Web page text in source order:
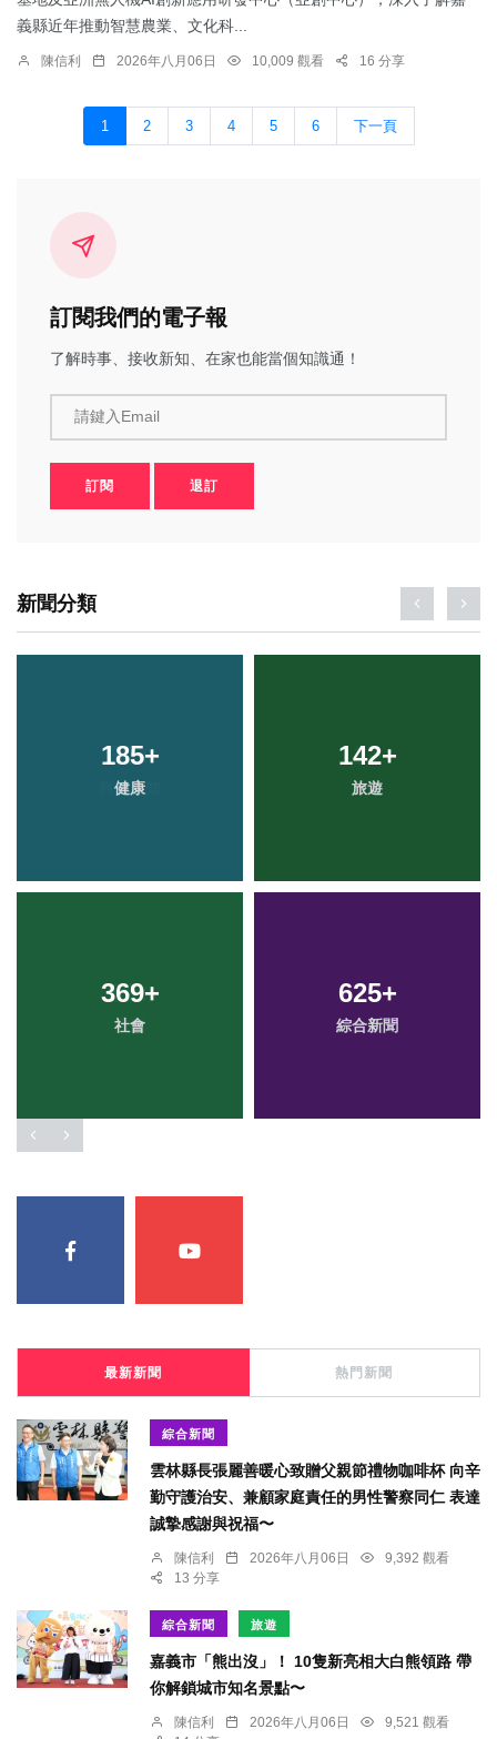
義縣近年推動智慧農業、文化科...
陳信利 2026年八月06日 10,009 觀看 16 分享
1 2 3 4 5 6 下一頁
訂閱我們的電子報
了解時事、接收新知、在家也能當個知識通！
請鍵入Email
訂閱 退訂
新聞分類
185+
健康
142+
旅遊
369+
社會
625+
綜合新聞
最新新聞 熱門新聞
綜合新聞
雲林縣長張麗善暖心致贈父親節禮物咖啡杯 向辛
勤守護治安、兼顧家庭責任的男性警察同仁 表達
誠摯感謝與祝福〜
陳信利 2026年八月06日
9,392 觀看
13 分享
綜合新聞 旅遊
嘉義市「熊出沒」！ 10隻新亮相大白熊領路 帶
你解鎖城市知名景點〜
陳信利 2026年八月06日
9,521 觀看